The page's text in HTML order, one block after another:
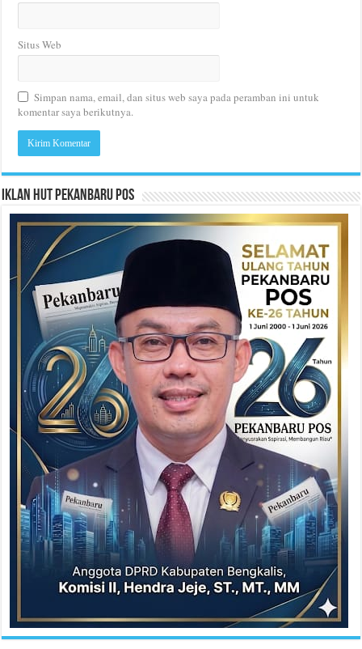
Situs Web
Simpan nama, email, dan situs web saya pada peramban ini untuk
komentar saya berikutnya.
Iklan HUT Pekanbaru Pos